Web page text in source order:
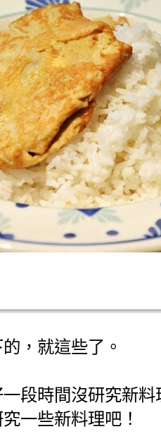
，就這些了。
段時間沒研究新
一些新料理吧！